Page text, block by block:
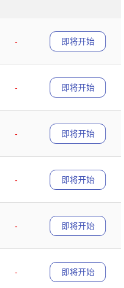
-
即将开始
-
即将开始
-
即将开始
-
即将开始
-
即将开始
-
即将开始